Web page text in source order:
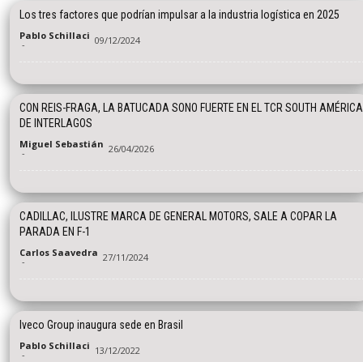
Los tres factores que podrían impulsar a la industria logística en 2025
Pablo Schillaci
- 09/12/2024
CON REIS-FRAGA, LA BATUCADA SONO FUERTE EN EL TCR SOUTH AMÉRICA
DE INTERLAGOS
Miguel Sebastián
- 26/04/2026
CADILLAC, ILUSTRE MARCA DE GENERAL MOTORS, SALE A COPAR LA
PARADA EN F-1
Carlos Saavedra
- 27/11/2024
Iveco Group inaugura sede en Brasil
Pablo Schillaci
- 13/12/2022